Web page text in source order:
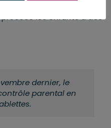
sans leurs parents (95 %
les enfants à des
dernier, le
parental en